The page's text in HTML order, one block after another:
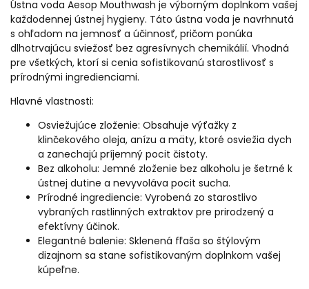
Ústna voda Aesop Mouthwash je výborným doplnkom vašej
každodennej ústnej hygieny. Táto ústna voda je navrhnutá
s ohľadom na jemnosť a účinnosť, pričom ponúka
dlhotrvajúcu sviežosť bez agresívnych chemikálií. Vhodná
pre všetkých, ktorí si cenia sofistikovanú starostlivosť s
prírodnými ingredienciami.
Hlavné vlastnosti:
Osviežujúce zloženie: Obsahuje výťažky z
klinčekového oleja, anízu a mäty, ktoré osviežia dych
a zanechajú príjemný pocit čistoty.
Bez alkoholu: Jemné zloženie bez alkoholu je šetrné k
ústnej dutine a nevyvoláva pocit sucha.
Prírodné ingrediencie: Vyrobená zo starostlivo
vybraných rastlinných extraktov pre prirodzený a
efektívny účinok.
Elegantné balenie: Sklenená fľaša so štýlovým
dizajnom sa stane sofistikovaným doplnkom vašej
kúpeľne.